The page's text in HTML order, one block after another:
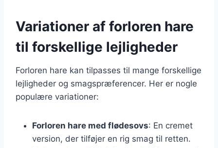
Variationer af forloren hare
til forskellige lejligheder
Forloren hare kan tilpasses til mange forskellige
lejligheder og smagspræferencer. Her er nogle
populære variationer:
Forloren hare med flødesovs: En cremet
version, der tilføjer en rig smag til retten.